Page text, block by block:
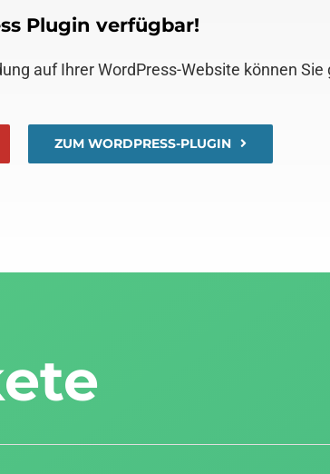
Plugin verfügbar!
auf Ihrer WordPress-Website können
ZUM WORDPRESS-PLUGIN